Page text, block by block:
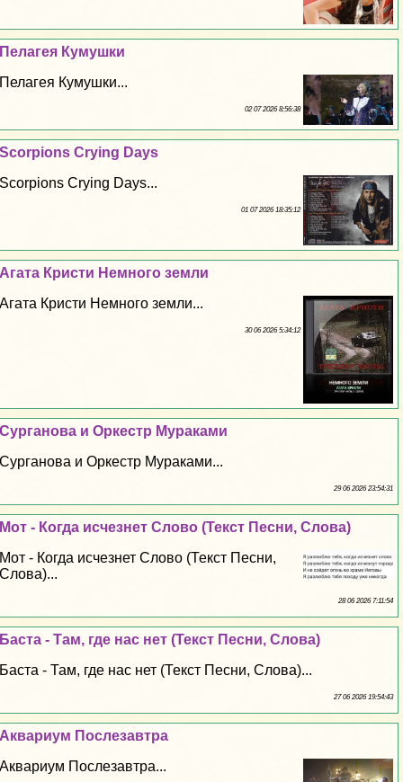
Пелагея Кумушки
Пелагея Кумушки...
02 07 2026 8:56:38
Scorpions Crying Days
Scorpions Crying Days...
01 07 2026 18:35:12
Агата Кристи Немного земли
Агата Кристи Немного земли...
30 06 2026 5:34:12
Сурганова и Оркестр Муpaками
Сурганова и Оркестр Муpaками...
29 06 2026 23:54:31
Мот - Когда исчезнет Слово (Текст Песни, Слова)
Мот - Когда исчезнет Слово (Текст Песни,
Слова)...
28 06 2026 7:11:54
Баста - Там, где нас нет (Текст Песни, Слова)
Баста - Там, где нас нет (Текст Песни, Слова)...
27 06 2026 19:54:43
Аквариум Послезавтра
Аквариум Послезавтра...